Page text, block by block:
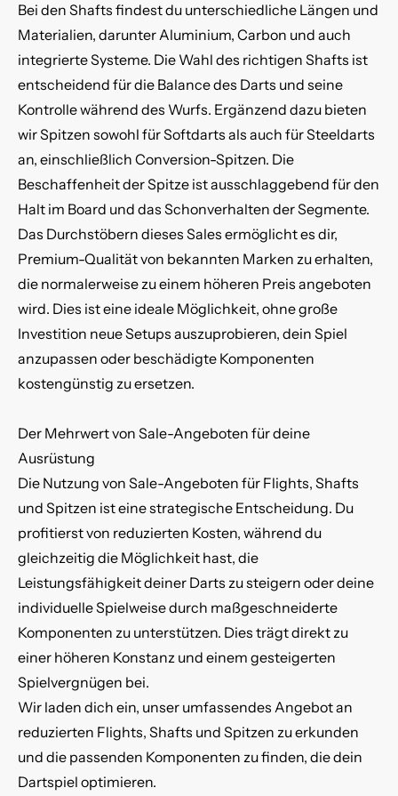
Bei den Shafts findest du unterschiedliche Längen und
Materialien, darunterAluminium, Carbon und auch
integrierte Systeme. Die Wahl des richtigen Shafts ist
entscheidend für die Balance des Darts und seine
Kontrolle während des Wurfs. Ergänzend dazu bieten
wirSpitzen sowohl fürSoftdarts als auch fürSteeldarts
an, einschließlich Conversion-Spitzen. Die
Beschaffenheit der Spitze ist ausschlaggebend für den
Halt im Board und das Schonverhalten der Segmente.
Das Durchstöbern dieses Sales ermöglicht es dir,
Premium-Qualität von bekannten Marken zu erhalten,
die normalerweise zu einem höheren Preis angeboten
wird. Dies ist eine ideale Möglichkeit, ohne große
Investition neue Setups auszuprobieren, dein Spiel
anzupassen oder beschädigte Komponenten
kostengünstig zu ersetzen.
Der Mehrwert von Sale-Angeboten für deine
Ausrüstung
Die Nutzung von Sale-Angeboten für Flights, Shafts
und Spitzen ist eine strategische Entscheidung. Du
profitierst von reduzierten Kosten, während du
gleichzeitig die Möglichkeit hast, die
Leistungsfähigkeit deiner Darts zu steigern oder deine
individuelle Spielweise durch maßgeschneiderte
Komponenten zu unterstützen. Dies trägt direkt zu
einer höheren Konstanz und einem gesteigerten
Spielvergnügen bei.
Wir laden dich ein, unser umfassendes Angebot an
reduzierten Flights, Shafts und Spitzen zu erkunden
und die passenden Komponenten zu finden, die dein
Dartspiel optimieren.